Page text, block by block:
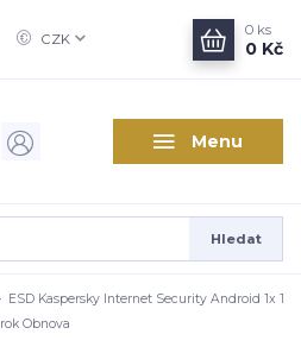
Menu
CZK
Hledat
0 ks
0 Kč
ESD Kaspersky Internet Security Android 1x 1
rok Obnova